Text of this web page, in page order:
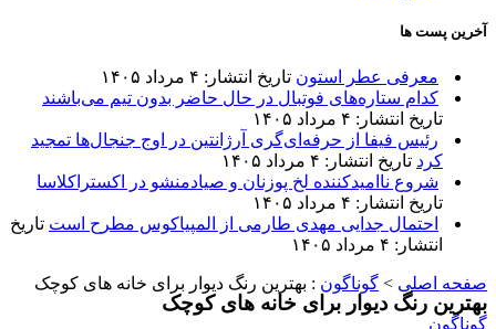
آخرین پست ها
معرفی عطر استون تاریخ انتشار: ۴ مرداد ۱۴۰۵
کدام ستاره‌های فوتبال در حال حاضر بدون تیم می‌باشند
تاریخ انتشار: ۴ مرداد ۱۴۰۵
رئیس فیفا از حرفه‌ای‌گری آرژانتین در اوج جنجال‌ها تمجید
کرد تاریخ انتشار: ۴ مرداد ۱۴۰۵
شروع ناامیدکننده لخ پوزنان و صیادمنشو در اکستراکلاسا
تاریخ انتشار: ۴ مرداد ۱۴۰۵
احتمال جدایی مهدی طارمی از المپیاکوس مطرح است تاریخ
انتشار: ۴ مرداد ۱۴۰۵
صفحه اصلی > گوناگون : بهترین رنگ دیوار برای خانه های کوچک
بهترین رنگ دیوار برای خانه های کوچک
گوناگون